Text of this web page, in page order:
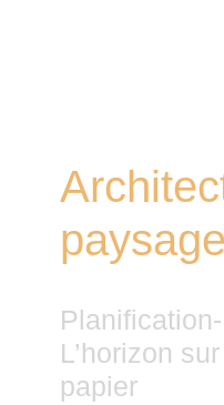
paysage
L’horizon
papier